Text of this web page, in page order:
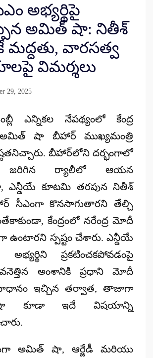
అభ్యర్థిపై
అమిత్ షా: నితీశ్
మద్దతు, వారసత్వ
విమర్శలు
29, 2025
ఎన్నికల నేపథ్యంలో కేంద్ర
అమిత్ షా బీహార్ ముఖ్యమంత్రి
బీహార్‌లోని దర్భంగాలో
జరిగిన ర్యాలీలో ఆయన
ఎన్డీయే కూటమి తరపుననితీశ్
సీఎంగా కొనసాగుతారని తేల్చి
కేంద్రంలోనరేంద్ర మోదీ
ఉంటారని స్పష్టం చేశారు. ఎన్డీయే
అభ్యర్థిని ప్రకటించకపోవడంపై
అంశానికి ప్రధాని మోదీ
ఇచ్చిన తర్వాత, తాజాగా
కూడా ఇదే విషయాన్ని
అమిత్ షా, ఆర్జేడీ మరియు